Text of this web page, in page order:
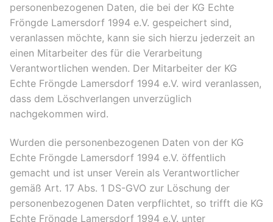
personenbezogenen Daten, die bei der KG Echte
Fröngde Lamersdorf 1994 e.V. gespeichert sind,
veranlassen möchte, kann sie sich hierzu jederzeit an
einen Mitarbeiter des für die Verarbeitung
Verantwortlichen wenden. Der Mitarbeiter der KG
Echte Fröngde Lamersdorf 1994 e.V. wird veranlassen,
dass dem Löschverlangen unverzüglich
nachgekommen wird.
Wurden die personenbezogenen Daten von der KG
Echte Fröngde Lamersdorf 1994 e.V. öffentlich
gemacht und ist unser Verein als Verantwortlicher
gemäß Art. 17 Abs. 1 DS-GVO zur Löschung der
personenbezogenen Daten verpflichtet, so trifft die KG
Echte Fröngde Lamersdorf 1994 e.V. unter